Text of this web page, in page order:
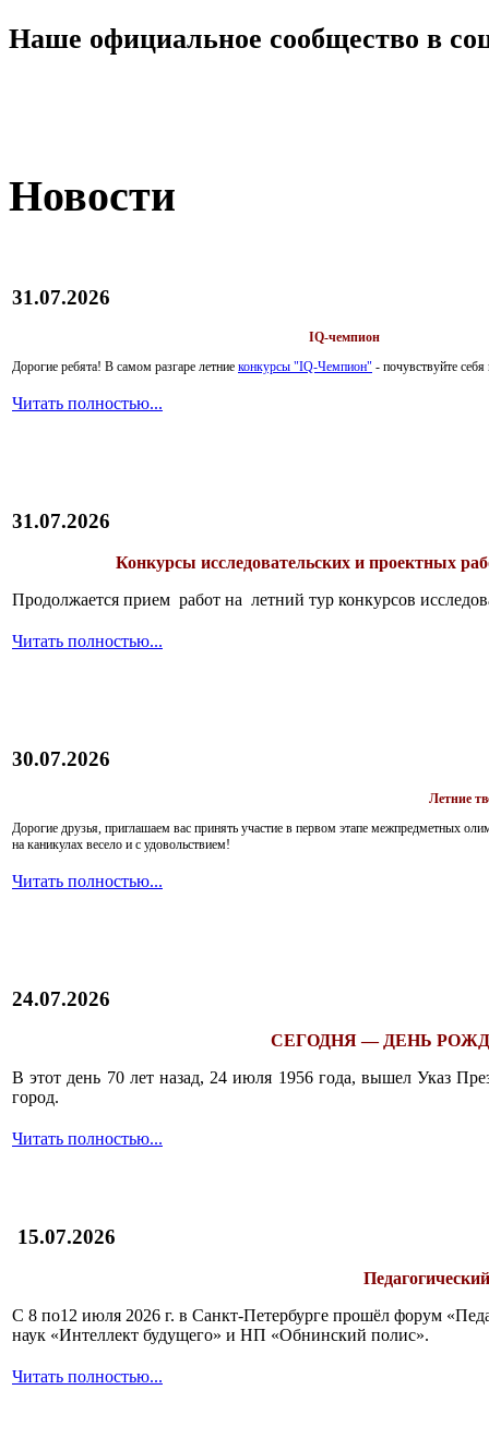
Наше официальное сообщество в
Новости
31.07.2026
IQ-чемпион
Дорогие ребята! В самом разгаре летние конкурсы "IQ-Чемпион" - почувствуйте
Читать полностью...
31.07.2026
Конкурсы исследовательских и проектных
Продолжается прием работ на летний тур конкурсов
Читать полностью...
30.07.2026
Летние
Дорогие друзья, приглашаем вас принять участие в первом этапе межпредметных
на каникулах весело и с удовольствием!
Читать полностью...
24.07.2026
СЕГОДНЯ — ДЕНЬ
В этот день 70 лет назад, 24 июля 1956 года, вышел Указ
город.
Читать полностью...
15.07.2026
С 8 по12 июля 2026 г. в Санкт-Петербурге прошёл форум
наук «Интеллект будущего» и НП «Обнинский полис».
Читать полностью...